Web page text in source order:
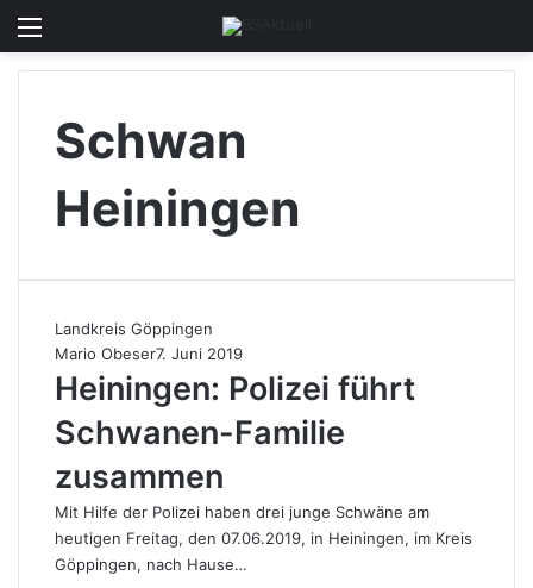
Schwan
Heiningen
Landkreis Göppingen
Mario Obeser7. Juni 2019
Heiningen: Polizei führt
Schwanen-Familie
zusammen
Mit Hilfe der Polizei haben drei junge Schwäne am
heutigen Freitag, den 07.06.2019, in Heiningen, im Kreis
Göppingen, nach Hause…